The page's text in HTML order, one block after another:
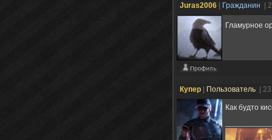
Juras2006 Гражданин |
Гламурное
Купер Пользователь |
Как будто